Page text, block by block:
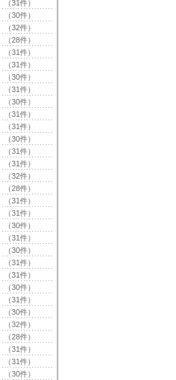
（31件）
（30件）
（32件）
（28件）
（31件）
（31件）
（30件）
（31件）
（30件）
（31件）
（31件）
（30件）
（31件）
（31件）
（32件）
（28件）
（31件）
（31件）
（30件）
（31件）
（30件）
（31件）
（31件）
（30件）
（31件）
（30件）
（32件）
（28件）
（31件）
（31件）
（30件）